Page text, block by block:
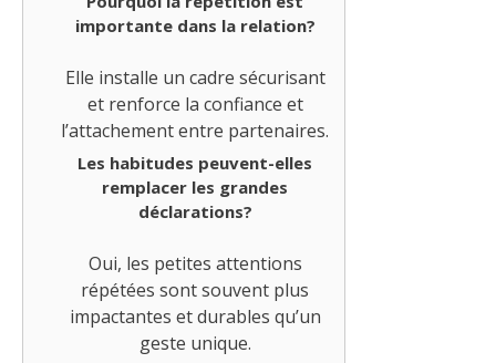
importante dans la relation?
Elle installe un cadre sécurisant
et renforce la confiance et
l’attachement entre partenaires.
Les habitudes peuvent-elles
remplacer les grandes
déclarations?
Oui, les petites attentions
répétées sont souvent plus
impactantes et durables qu’un
geste unique.